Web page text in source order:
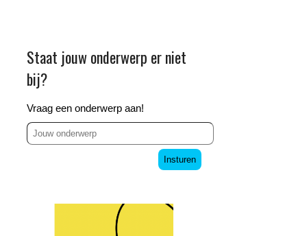
Staat jouw onderwerp er niet
bij?
Vraag een onderwerp aan!
Insturen